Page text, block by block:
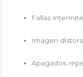
Fallas
Imagen
Apagados